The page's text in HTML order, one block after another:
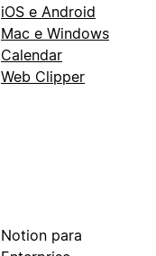
iOS e Android
Mac e Windows
Calendar
Web Clipper
Notion para